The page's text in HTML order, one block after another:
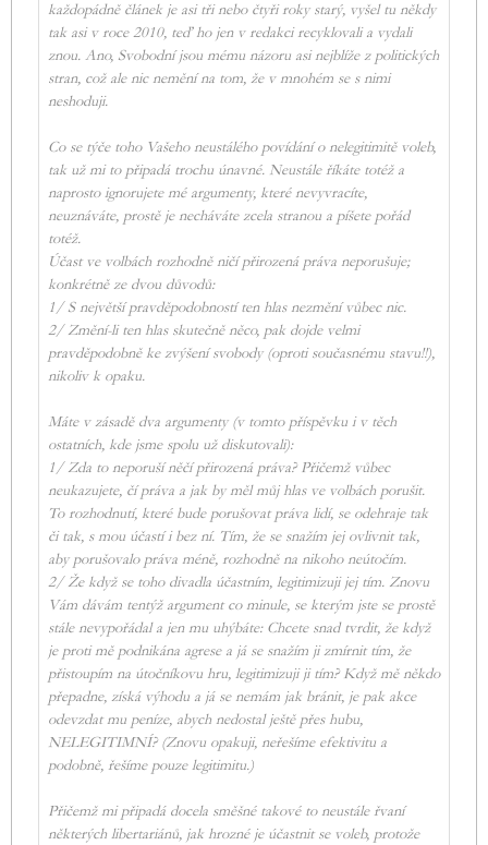
každopádně článek je asi tři nebo čtyři roky starý, vyšel tu někdy
tak asi v roce 2010, teď ho jen v redakci recyklovali a vydali
znou. Ano, Svobodní jsou mému názoru asi nejblíže z politických
stran, což ale nic nemění na tom, že v mnohém se s nimi
neshoduji.
Co se týče toho Vašeho neustálého povídání o nelegitimitě voleb,
tak už mi to připadá trochu únavné. Neustále říkáte totéž a
naprosto ignorujete mé argumenty, které nevyvracíte,
neuznáváte, prostě je necháváte zcela stranou a píšete pořád
totéž.
Účast ve volbách rozhodně ničí přirozená práva neporušuje;
konkrétně ze dvou důvodů:
1/ S největší pravděpodobností ten hlas nezmění vůbec nic.
2/ Změní-li ten hlas skutečně něco, pak dojde velmi
pravděpodobně ke zvýšení svobody (oproti současnému stavu!!),
nikoliv k opaku.
Máte v zásadě dva argumenty (v tomto příspěvku i v těch
ostatních, kde jsme spolu už diskutovali):
1/ Zda to neporuší něčí přirozená práva? Přičemž vůbec
neukazujete, čí práva a jak by měl můj hlas ve volbách porušit.
To rozhodnutí, které bude porušovat práva lidí, se odehraje tak
či tak, s mou účastí i bez ní. Tím, že se snažím jej ovlivnit tak,
aby porušovalo práva méně, rozhodně na nikoho neútočím.
2/ Že když se toho divadla účastním, legitimizuji jej tím. Znovu
Vám dávám tentýž argument co minule, se kterým jste se prostě
stále nevypořádal a jen mu uhýbáte: Chcete snad tvrdit, že když
je proti mě podnikána agrese a já se snažím ji zmírnit tím, že
přistoupím na útočníkovu hru, legitimizuji ji tím? Když mě někdo
přepadne, získá výhodu a já se nemám jak bránit, je pak akce
odevzdat mu peníze, abych nedostal ještě přes hubu,
NELEGITIMNÍ? (Znovu opakuji, neřešíme efektivitu a
podobně, řešíme pouze legitimitu.)
Přičemž mi připadá docela směšné takové to neustále řvaní
některých libertariánů, jak hrozné je účastnit se voleb, protože